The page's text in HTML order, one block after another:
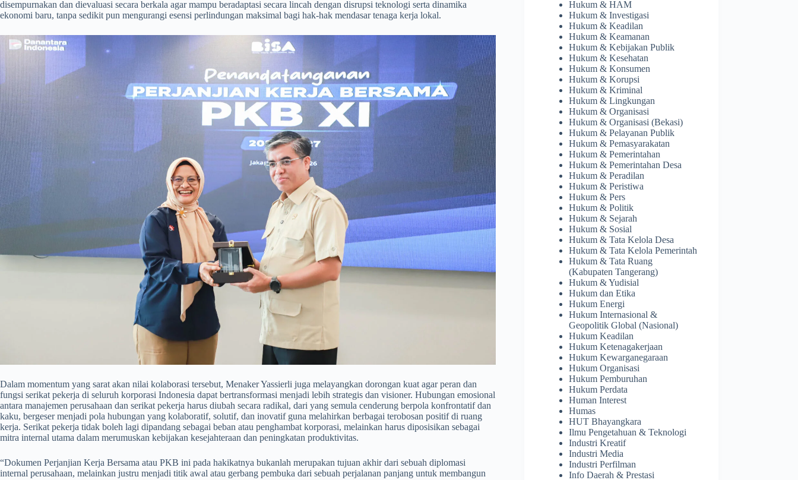
disempurnakan dan dievaluasi secara berkala agar mampu beradaptasi secara lincah dengan disrupsi teknologi serta dinamika
ekonomi baru, tanpa sedikit pun mengurangi esensi perlindungan maksimal bagi hak-hak mendasar tenaga kerja lokal.
​Dalam momentum yang sarat akan nilai kolaborasi tersebut, Menaker Yassierli juga melayangkan dorongan kuat agar peran dan
fungsi serikat pekerja di seluruh korporasi Indonesia dapat bertransformasi menjadi lebih strategis dan visioner. Hubungan emosional
antara manajemen perusahaan dan serikat pekerja harus diubah secara radikal, dari yang semula cenderung berpola konfrontatif dan
kaku, bergeser menjadi pola hubungan yang kolaboratif, solutif, dan inovatif guna melahirkan berbagai terobosan positif di ruang
kerja. Serikat pekerja tidak boleh lagi dipandang sebagai beban atau penghambat korporasi, melainkan harus diposisikan sebagai
mitra internal utama dalam merumuskan kebijakan kesejahteraan dan peningkatan produktivitas.
​“Dokumen Perjanjian Kerja Bersama atau PKB ini pada hakikatnya bukanlah merupakan tujuan akhir dari sebuah diplomasi
internal perusahaan, melainkan justru menjadi titik awal atau gerbang pembuka dari sebuah perjalanan panjang untuk membangun
Hukum & HAM
Hukum & Investigasi
Hukum & Keadilan
Hukum & Keamanan
Hukum & Kebijakan Publik
Hukum & Kesehatan
Hukum & Konsumen
Hukum & Korupsi
Hukum & Kriminal
Hukum & Lingkungan
Hukum & Organisasi
Hukum & Organisasi (Bekasi)
Hukum & Pelayanan Publik
Hukum & Pemasyarakatan
Hukum & Pemerintahan
Hukum & Pemerintahan Desa
Hukum & Peradilan
Hukum & Peristiwa
Hukum & Pers
Hukum & Politik
Hukum & Sejarah
Hukum & Sosial
Hukum & Tata Kelola Desa
Hukum & Tata Kelola Pemerintah
Hukum & Tata Ruang
(Kabupaten Tangerang)
Hukum & Yudisial
Hukum dan Etika
Hukum Energi
Hukum Internasional &
Geopolitik Global (Nasional)
Hukum Keadilan
Hukum Ketenagakerjaan
Hukum Kewarganegaraan
Hukum Organisasi
Hukum Pemburuhan
Hukum Perdata
Human Interest
Humas
HUT Bhayangkara
Ilmu Pengetahuan & Teknologi
Industri Kreatif
Industri Media
Industri Perfilman
Info Daerah & Prestasi